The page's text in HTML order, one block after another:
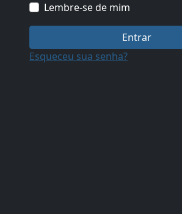
Lembre-se de mim
Esqueceu sua senha?